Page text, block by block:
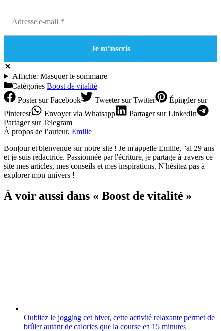
AfficherMasquerle sommaire
Catégories Boost de vitalité
Postersur Facebook Tweetersur Twitter Épinglersur
Pinterest
Envoyervia Whatsapp Partagersur LinkedIn
Partagersur Telegram
À propos de l’auteur, Emilie
Bonjour et bienvenue sur notre site ! Je m'appelle Emilie, j'ai 29 ans
et je suis rédactrice. Passionnée par l'écriture, je partage à travers ce
site mes articles, mes conseils et mes inspirations. N'hésitez pas à
explorer mon univers !
À voir aussi dans « Boost de vitalité »
Oubliez le jogging cet hiver, cette activité relaxante permet de
brûler autant de calories que la course en 15 minutes